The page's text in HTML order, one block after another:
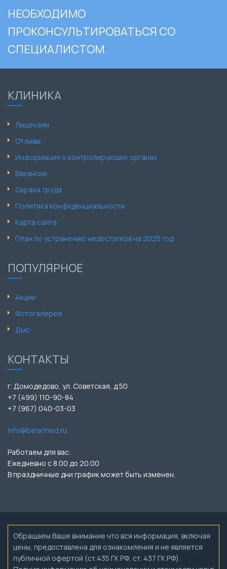
НЕОБХОДИМО
ПРОКОНСУЛЬТИРОВАТЬСЯ СО
СПЕЦИАЛИСТОМ.
КЛИНИКА
Лицензии
Отзывы
Информация о контролирующих органах
Вакансии
Охрана труда
Политика конфиденциальности
Карта сайта
План по устранению недостатков на 2025 год
ПОПУЛЯРНОЕ
Акции
Фотогалерея
Дмс
КОНТАКТЫ
г. Домодедово, ул. Советская, д.50
+7 (499) 110-90-84
+7 (967) 040-03-03
info@belarmed.ru
Работаем для вас:
Ежедневно с 8.00 до 20.00
В праздничные дни график может быть изменен.
Обращаем Ваше внимание что вся информация, включая
цены, предоставлена для ознакомления и не является
публичной офертой (ст.435 ГК РФ, ст. 437 ГК РФ).